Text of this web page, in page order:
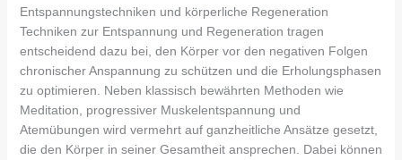
Entspannungstechniken und körperliche Regeneration
Techniken zur Entspannung und Regeneration tragen
entscheidend dazu bei, den Körper vor den negativen Folgen
chronischer Anspannung zu schützen und die Erholungsphasen
zu optimieren. Neben klassisch bewährten Methoden wie
Meditation, progressiver Muskelentspannung und
Atemübungen wird vermehrt auf ganzheitliche Ansätze gesetzt,
die den Körper in seiner Gesamtheit ansprechen. Dabei können